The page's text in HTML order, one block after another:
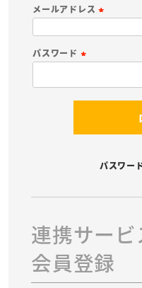
メールアドレス
須
パスワード
パスワー
連携サービ
会員登録